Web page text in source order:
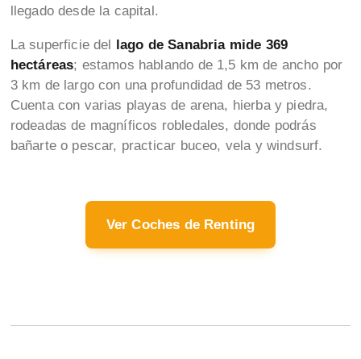
llegado desde la capital.
La superficie del
lago de Sanabria mide 369
hectáreas; estamos hablando de 1,5 km de ancho por
3 km de largo con una profundidad de 53 metros.
Cuenta con varias playas de arena, hierba y piedra,
rodeadas de magníficos robledales, donde podrás
bañarte o pescar, practicar buceo, vela y windsurf.
Ver Coches de Renting